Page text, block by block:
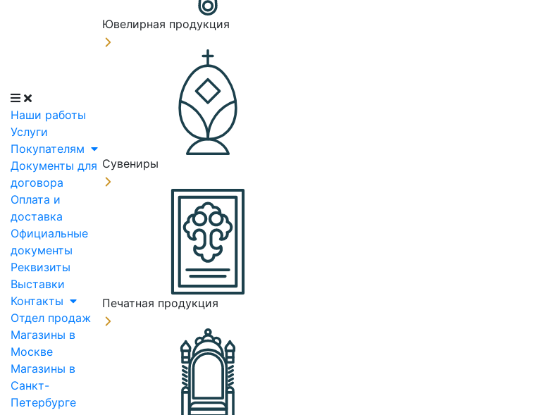
Наши работы
Услуги
Покупателям
Документы для
договора
Оплата и
доставка
Официальные
документы
Реквизиты
Выставки
Контакты
Отдел продаж
Магазины в
Москве
Магазины в
Санкт-
Петербурге
Ювелирная продукция
Сувениры
Печатная продукция